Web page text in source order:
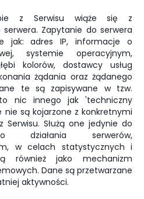
z Serwisu wiąże się z
Zapytanie do serwera
jak: adres IP, informacje o
systemie operacyjnym,
kolorów, dostawcy usług
żądania oraz żądanego
te są zapisywane w tzw.
nic innego jak 'techniczny
nie są kojarzone z konkretnymi
Służą one jedynie do
działania serwerów,
w celach statystycznych i
również jako mechanizm
Dane są przetwarzane
aktywności.